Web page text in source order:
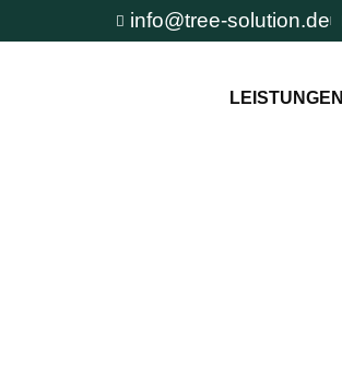
info@tree-solution.de
LEISTUNGEN